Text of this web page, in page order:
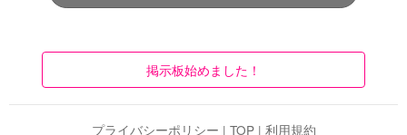
掲示板始めました！
プライバシーポリシー | TOP| 利用規約